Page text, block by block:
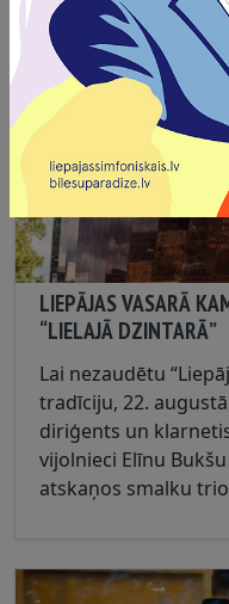
LIEPĀJAS VASARĀ
“LIELAJĀ DZINTARĀ”
Lai nezaudētu
tradīciju, 22.
diriģents un
vijolnieci Elīnu
atskaņos smalku